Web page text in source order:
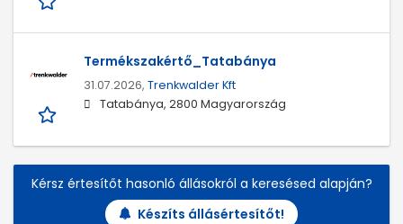
Termékszakértő_Tatabánya
31.07.2026, Trenkwalder Kft
Tatabánya, 2800 Magyarország
Kérsz értesítőt hasonló állásokról a keresésed alapján?
Készíts állásértesítőt!